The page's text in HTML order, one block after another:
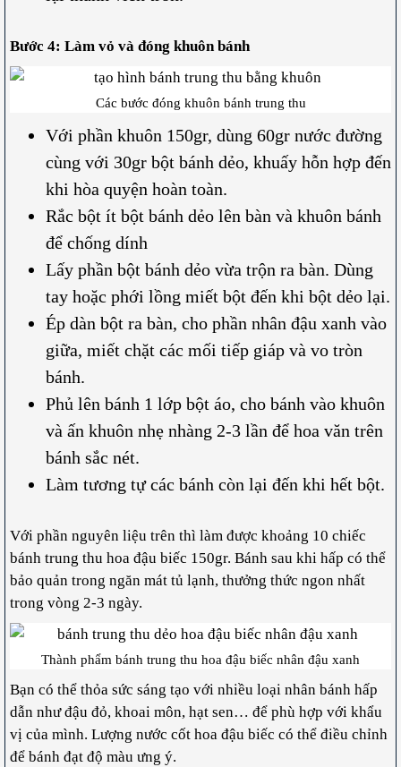
Bước 4: Làm vỏ và đóng khuôn bánh
Các bước đóng khuôn bánh trung thu
Với phần khuôn 150gr, dùng 60gr nước đường
cùng với 30gr bột bánh dẻo, khuấy hỗn hợp đến
khi hòa quyện hoàn toàn.
Rắc bột ít bột bánh dẻo lên bàn và khuôn bánh
để chống dính
Lấy phần bột bánh dẻo vừa trộn ra bàn. Dùng
tay hoặc phới lồng miết bột đến khi bột dẻo lại.
Ép dàn bột ra bàn, cho phần nhân đậu xanh vào
giữa, miết chặt các mối tiếp giáp và vo tròn
bánh.
Phủ lên bánh 1 lớp bột áo, cho bánh vào khuôn
và ấn khuôn nhẹ nhàng 2-3 lần để hoa văn trên
bánh sắc nét.
Làm tương tự các bánh còn lại đến khi hết bột.
Với phần nguyên liệu trên thì làm được khoảng 10 chiếc
bánh trung thu hoa đậu biếc 150gr. Bánh sau khi hấp có thể
bảo quản trong ngăn mát tủ lạnh, thưởng thức ngon nhất
trong vòng 2-3 ngày.
Thành phẩm bánh trung thu hoa đậu biếc nhân đậu xanh
Bạn có thể thỏa sức sáng tạo với nhiều loại nhân bánh hấp
dẫn như đậu đỏ, khoai môn, hạt sen… để phù hợp với khẩu
vị của mình. Lượng nước cốt hoa đậu biếc có thể điều chỉnh
để bánh đạt độ màu ưng ý.